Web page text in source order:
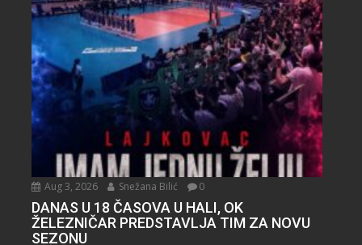
Aug 3, 2026 Snežana Bilić 0
DANAS U 18 ČASOVA U HALI, OK
ŽELEZNIČAR PREDSTAVLJA TIM ZA NOVU
SEZONU